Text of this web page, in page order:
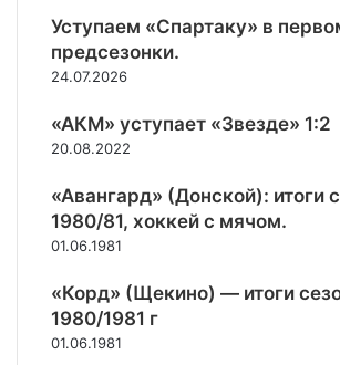
»
с
е
е
н
ы
е
а
г
р
м
с
я
у
б
е
Р
е
т
о
р
в
а
»
2
0
2
1
т
я
б
Уступаем «Спартаку» в
предсезонки.
24.07.2026
«АКМ» уступает «Звезде» 1:2
20.08.2022
«Авангард» (Донской): итоги
1980/81, хоккей с мячом.
01.06.1981
«Корд» (Щекино) — итоги
1980/1981 г
01.06.1981